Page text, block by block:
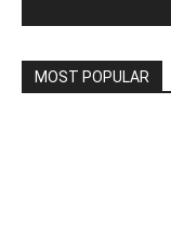
MOST POPULAR